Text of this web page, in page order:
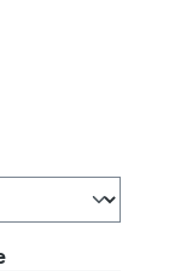
auswählen